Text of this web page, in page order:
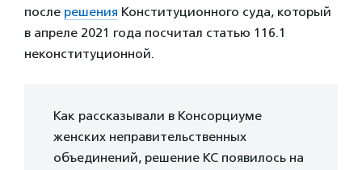
после решения Конституционного суда, который
в апреле 2021 года посчитал статью 116.1
неконституционной.
Как рассказывали в Консорциуме
женских неправительственных
объединений, решение КС появилось на